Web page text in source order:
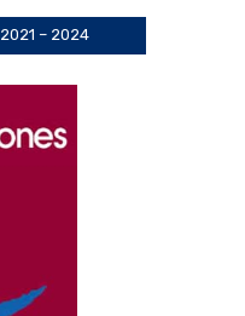
2021 – 2024